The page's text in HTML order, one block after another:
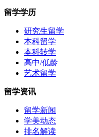
留学学历
研究生留学
本科留学
本科转学
高中/低龄
艺术留学
留学资讯
留学新闻
学美动态
排名解读